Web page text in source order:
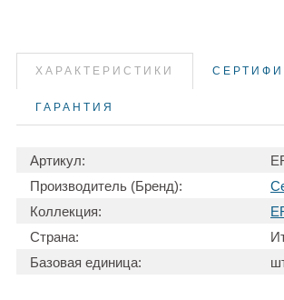
ХАРАКТЕРИСТИКИ
ГАРАНТИЯ
Артикул:
Производитель (Бренд):
Коллекция:
Страна:
Базовая единица: